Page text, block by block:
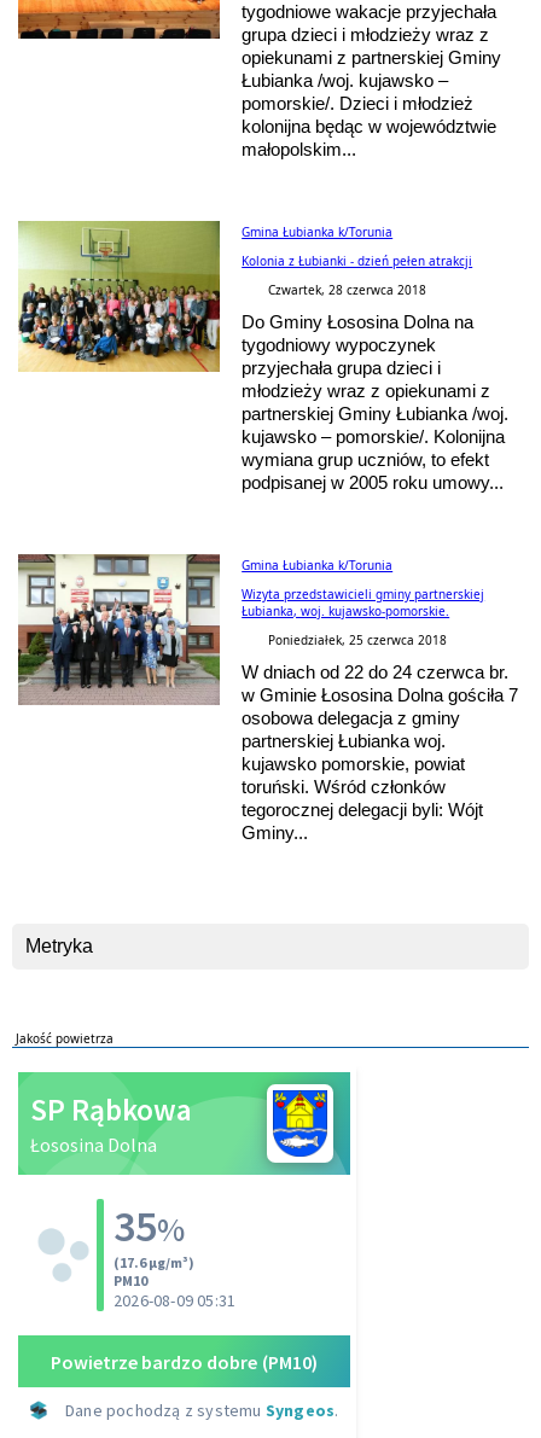
tygodniowe wakacje przyjechała
grupa dzieci i młodzieży wraz z
opiekunami z partnerskiej Gminy
Łubianka /woj. kujawsko –
pomorskie/. Dzieci i młodzież
kolonijna będąc w województwie
małopolskim...
Gmina Łubianka k/Torunia
Kolonia z Łubianki - dzień pełen atrakcji
Czwartek, 28 czerwca 2018
Do Gminy Łososina Dolna na
tygodniowy wypoczynek
przyjechała grupa dzieci i
młodzieży wraz z opiekunami z
partnerskiej Gminy Łubianka /woj.
kujawsko – pomorskie/. Kolonijna
wymiana grup uczniów, to efekt
podpisanej w 2005 roku umowy...
Gmina Łubianka k/Torunia
Wizyta przedstawicieli gminy partnerskiej
Łubianka, woj. kujawsko-pomorskie.
Poniedziałek, 25 czerwca 2018
W dniach od 22 do 24 czerwca br.
w Gminie Łososina Dolna gościła 7
osobowa delegacja z gminy
partnerskiej Łubianka woj.
kujawsko pomorskie, powiat
toruński. Wśród członków
tegorocznej delegacji byli: Wójt
Gminy...
Metryka
Jakość powietrza